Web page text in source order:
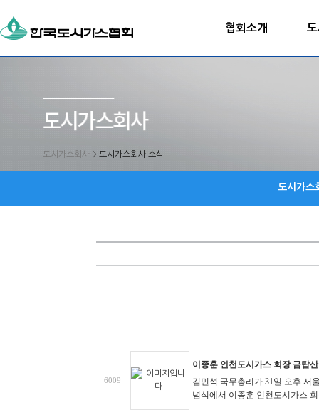
협회소개
도시가스회사 > 도시가스회사 소식
도시가스
6009
이종훈 인천도시가스 회장 금탑
김민석 국무총리가 31일 오후 서
념식에서 이종훈 인천도시가스